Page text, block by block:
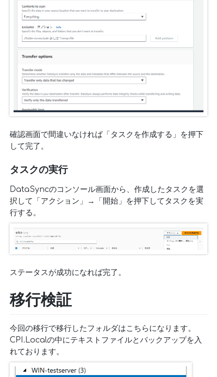
確認画面で間違いなければ「タスクを作成する」を押下
して完了。
タスクの実行
DataSyncのコンソール画面から、作成したタスクを選
択して「アクション」→「開始」を押下してタスクを実
行する。
ステータスが成功になれば完了。
移行検証
今回の移行で移行したフォルダはこちらになります。
CPI.Localの中にテキストファイルとバックアップを入
れております。